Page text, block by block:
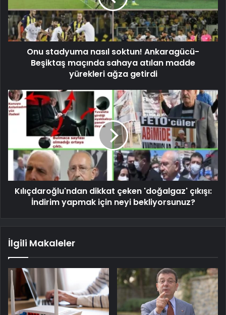
Onu stadyuma nasıl soktun! Ankaragücü-
Beşiktaş maçında sahaya atılan madde
yürekleri ağza getirdi
Kılıçdaroğlu'ndan dikkat çeken 'doğalgaz' çıkışı:
İndirim yapmak için neyi bekliyorsunuz?
İlgili Makaleler